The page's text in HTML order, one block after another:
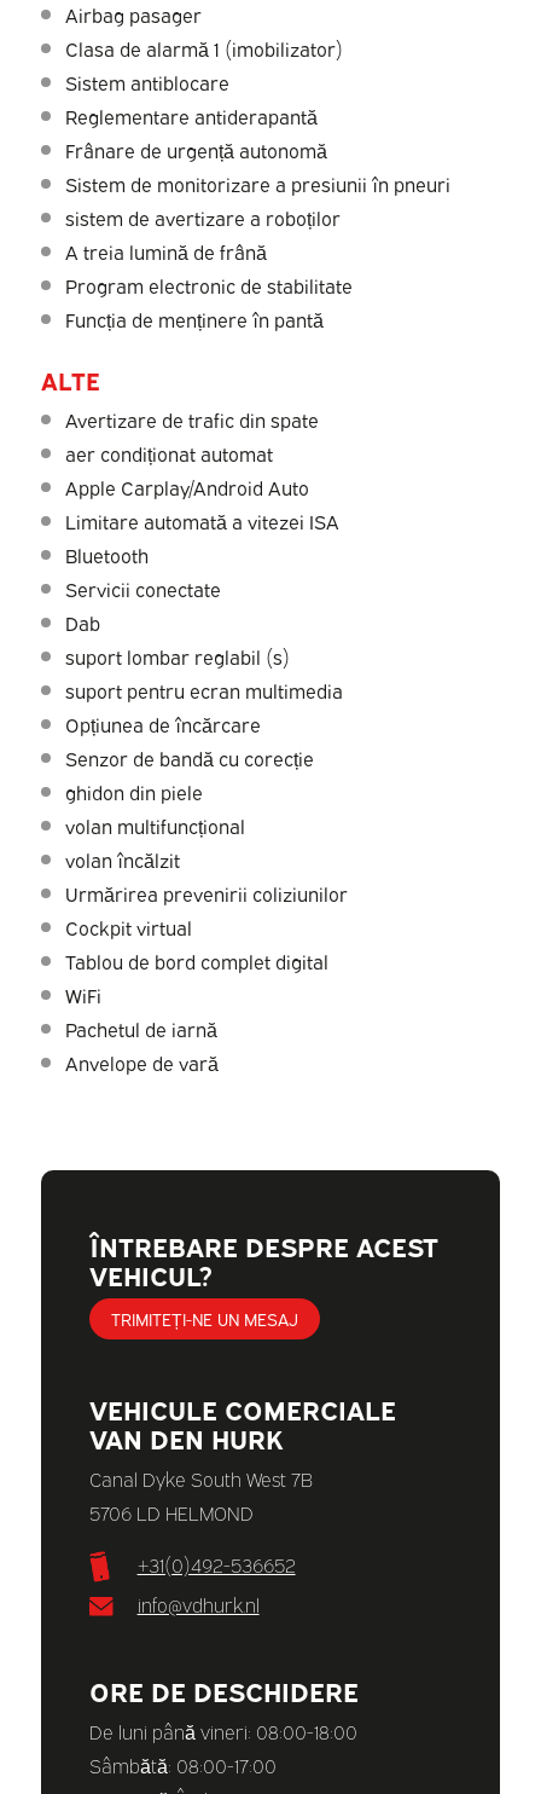
Airbag pasager
Clasa de alarmă 1 (imobilizator)
Sistem antiblocare
Reglementare antiderapantă
Frânare de urgență autonomă
Sistem de monitorizare a presiunii în pneuri
sistem de avertizare a roboților
A treia lumină de frână
Program electronic de stabilitate
Funcția de menținere în pantă
ALTE
Avertizare de trafic din spate
aer condiționat automat
Apple Carplay/Android Auto
Limitare automată a vitezei ISA
Bluetooth
Servicii conectate
Dab
suport lombar reglabil (s)
suport pentru ecran multimedia
Opțiunea de încărcare
Senzor de bandă cu corecție
ghidon din piele
volan multifuncțional
volan încălzit
Urmărirea prevenirii coliziunilor
Cockpit virtual
Tablou de bord complet digital
WiFi
Pachetul de iarnă
Anvelope de vară
ÎNTREBARE DESPRE ACEST
VEHICUL?
TRIMITEȚI-NE UN MESAJ
VEHICULE COMERCIALE
VAN DEN HURK
Canal Dyke South West 7B
5706 LD HELMOND
+31(0)492-536652
info@vdhurk.nl
ORE DE DESCHIDERE
De luni până vineri: 08:00-18:00
Sâmbătă: 08:00-17:00